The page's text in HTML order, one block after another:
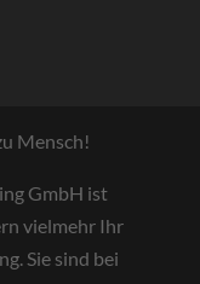
Mensch!
GmbH ist
vielmehr Ihr
Sie sind bei